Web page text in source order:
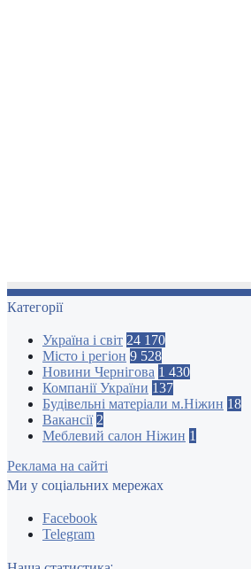
Категорії
Україна і світ 24 170
Місто і регіон 9 528
Новини Чернігова 1 430
Компанії України 137
Будівельні матеріали м.Ніжин 18
Вакансії 2
Меблевий салон Ніжин 1
Реклама на сайті
Ми у соціальних мережах
Facebook
Telegram